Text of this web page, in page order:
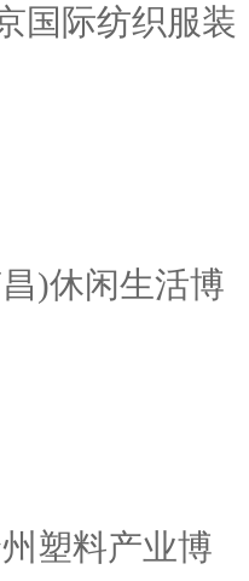
国际纺织服装
)休闲生活博
塑料产业博